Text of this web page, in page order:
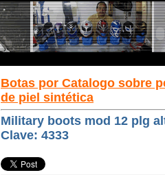
Botas por Catalogo sobre
de piel sintética
Military boots mod 12 plg
Clave: 4333